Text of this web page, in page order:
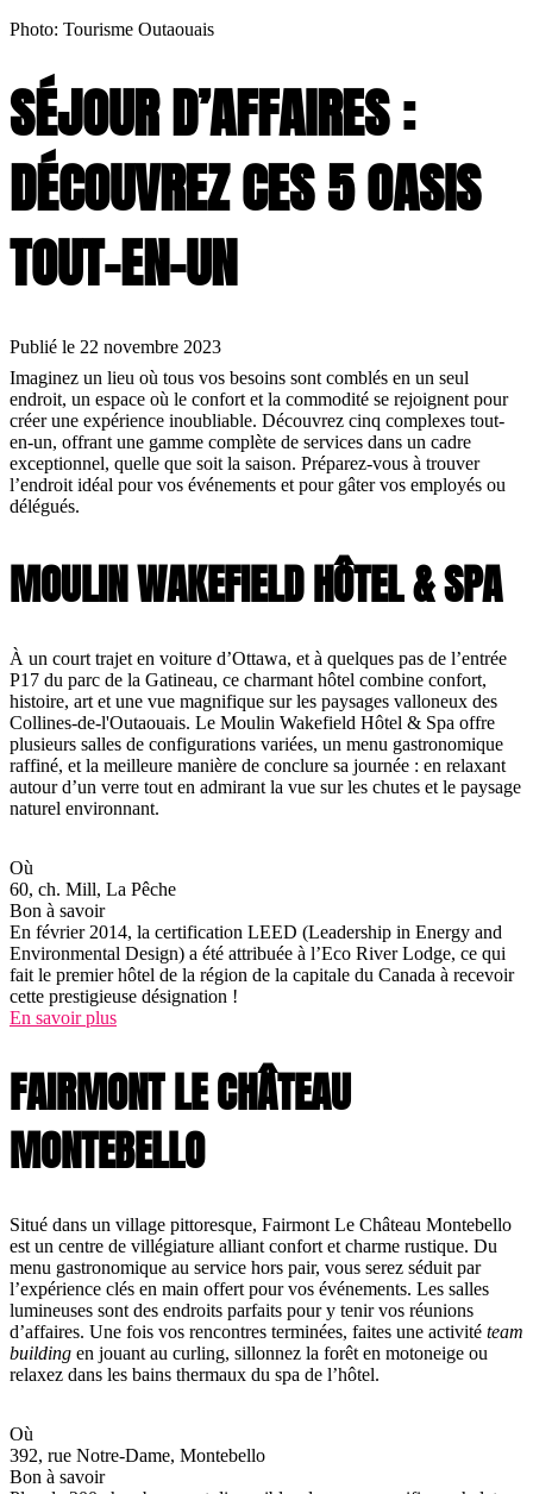
Photo: Tourisme Outaouais
SÉJOUR D’AFFAIRES :
DÉCOUVREZ CES 5 OASIS
TOUT-EN-UN
Publié le 22 novembre 2023
Imaginez un lieu où tous vos besoins sont comblés en un seul
endroit, un espace où le confort et la commodité se rejoignent pour
créer une expérience inoubliable. Découvrez cinq complexes tout-
en-un, offrant une gamme complète de services dans un cadre
exceptionnel, quelle que soit la saison. Préparez-vous à trouver
l’endroit idéal pour vos événements et pour gâter vos employés ou
délégués.
MOULIN WAKEFIELD HÔTEL & SPA
À un court trajet en voiture d’Ottawa, et à quelques pas de l’entrée
P17 du parc de la Gatineau, ce charmant hôtel combine confort,
histoire, art et une vue magnifique sur les paysages valloneux des
Collines-de-l'Outaouais. Le Moulin Wakefield Hôtel & Spa offre
plusieurs salles de configurations variées, un menu gastronomique
raffiné, et la meilleure manière de conclure sa journée : en relaxant
autour d’un verre tout en admirant la vue sur les chutes et le paysage
naturel environnant.
Où
60, ch. Mill, La Pêche
Bon à savoir
En février 2014, la certification LEED (Leadership in Energy and
Environmental Design) a été attribuée à l’Eco River Lodge, ce qui
fait le premier hôtel de la région de la capitale du Canada à recevoir
cette prestigieuse désignation !
En savoir plus
FAIRMONT LE CHÂTEAU
MONTEBELLO
Situé dans un village pittoresque, Fairmont Le Château Montebello
est un centre de villégiature alliant confort et charme rustique. Du
menu gastronomique au service hors pair, vous serez séduit par
l’expérience clés en main offert pour vos événements. Les salles
lumineuses sont des endroits parfaits pour y tenir vos réunions
d’affaires. Une fois vos rencontres terminées, faites une activité team
building en jouant au curling, sillonnez la forêt en motoneige ou
relaxez dans les bains thermaux du spa de l’hôtel.
Où
392, rue Notre-Dame, Montebello
Bon à savoir